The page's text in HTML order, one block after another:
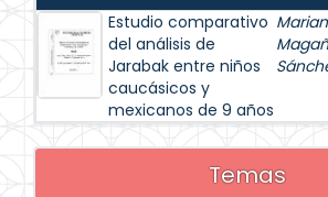
Estudio comparativo
del análisis de
Jarabak entre niños
caucásicos y
mexicanos de 9 años
Temas